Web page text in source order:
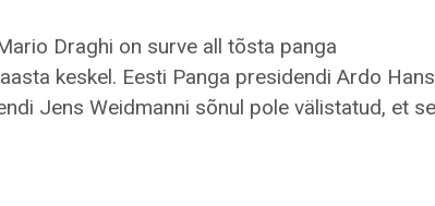
Draghi on surve all tõsta panga
keskel. Eesti Panga presidendi Ardo
Jens Weidmanni sõnul pole välistatud, et